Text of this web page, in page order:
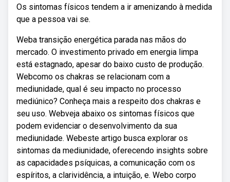
Os sintomas físicos tendem a ir amenizando à medida
que a pessoa vai se.
Weba transição energética parada nas mãos do
mercado. O investimento privado em energia limpa
está estagnado, apesar do baixo custo de produção.
Webcomo os chakras se relacionam com a
mediunidade, qual é seu impacto no processo
mediúnico? Conheça mais a respeito dos chakras e
seu uso. Webveja abaixo os sintomas físicos que
podem evidenciar o desenvolvimento da sua
mediunidade. Webeste artigo busca explorar os
sintomas da mediunidade, oferecendo insights sobre
as capacidades psíquicas, a comunicação com os
espíritos, a clarividência, a intuição, e. Webo corpo